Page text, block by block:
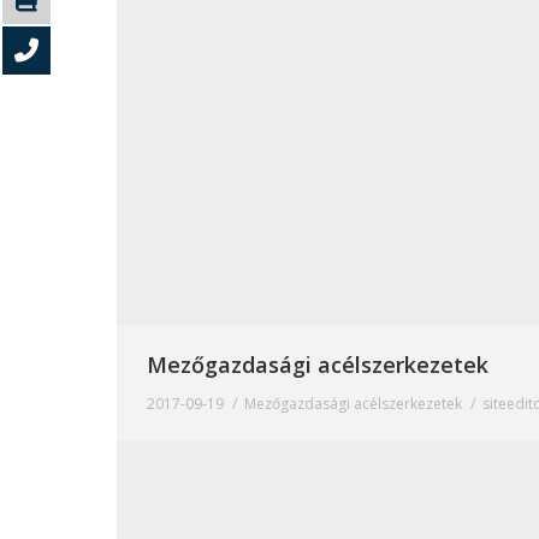
Mezőgazdasági acélszerkezetek
2017-09-19 Mezőgazdasági acélszerkezetek